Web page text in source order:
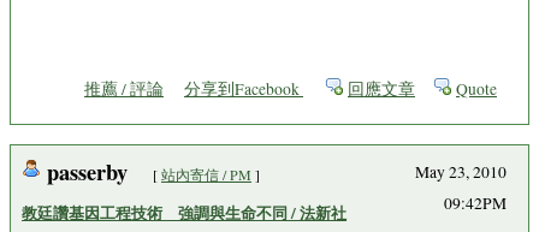
推薦 / 評論 分享到Facebook 回應文章 Quote
passerby [站內寄信 / PM ]
教廷讚基因工程技術 強調與生命不同 / 法新社
May 23, 2010
09:42PM